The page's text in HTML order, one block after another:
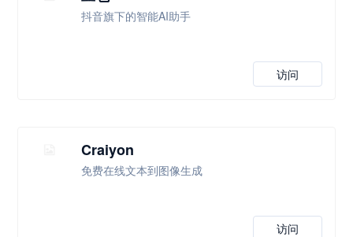
抖音旗下的智能AI助手
访问
Craiyon
免费在线文本到图像生成
访问